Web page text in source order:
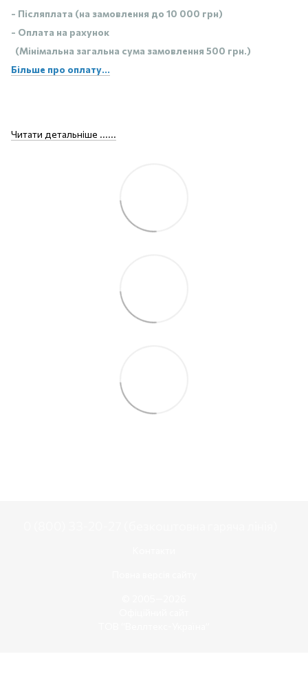
- Післяплата (на замовлення до 10 000 грн)
- Оплата на рахунок
(Мінімальна загальна сума замовлення 500 грн.)
Більше про оплату...
Читати детальніше ......